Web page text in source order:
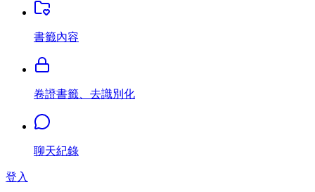
書籤內容
卷證書籤、去識別化
聊天紀錄
登入